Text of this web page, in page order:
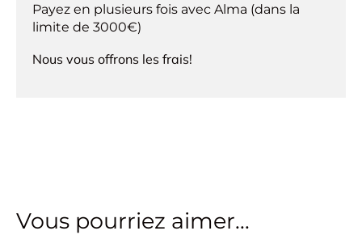
Payez en plusieurs fois avec Alma (dans la
limite de 3000€)
Nous vous offrons les frais!
Vous pourriez aimer...